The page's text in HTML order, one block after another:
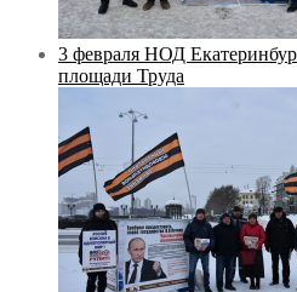
3 февраля НОД
площади Труда